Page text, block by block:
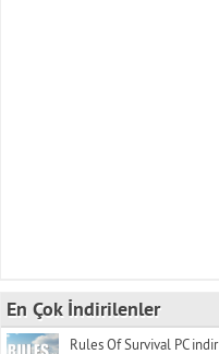
En Çok İndirilenler
Rules Of Survival PC indir